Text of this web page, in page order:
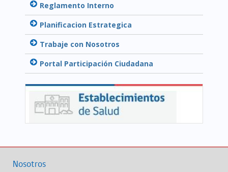
Reglamento Interno
Planificacion Estrategica
Trabaje con Nosotros
Portal Participación Ciudadana
Nosotros